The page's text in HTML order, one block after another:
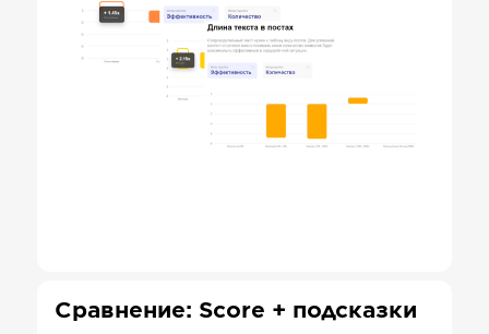
Сравнение: Score + подсказки